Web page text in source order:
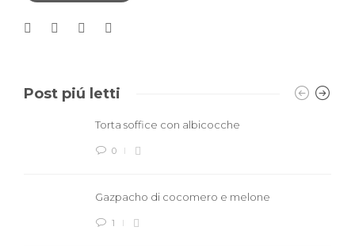
Post piú letti
Torta soffice con albicocche
0
Gazpacho di cocomero e melone
1